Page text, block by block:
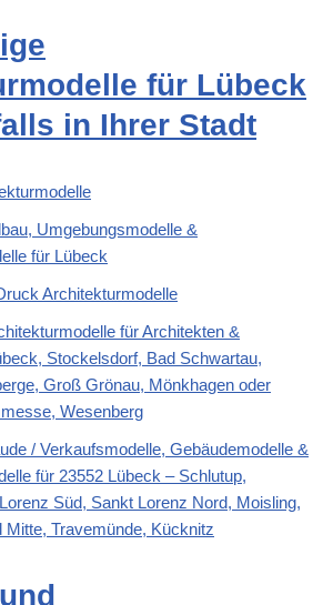
für Lübeck
in Ihrer Stadt
Umgebungsmodelle &
für Lübeck
Architekturmodelle
für Architekten &
Stockelsdorf, Bad Schwartau,
Groß Grönau, Mönkhagen oder
Wesenberg
/ Verkaufsmodelle, Gebäudemodelle &
für 23552 Lübeck – Schlutup,
Süd, Sankt Lorenz Nord, Moisling,
Mitte, Travemünde, Kücknitz